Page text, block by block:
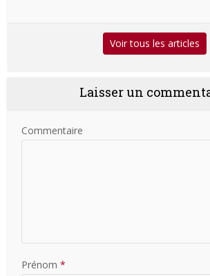
Voir tous les articles
Laisser un
Commentaire
Prénom *